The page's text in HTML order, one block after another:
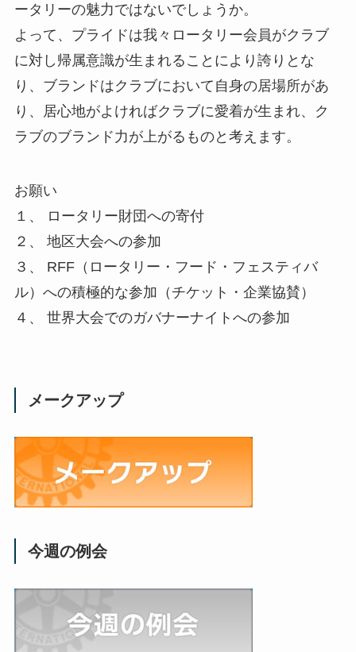
ータリーの魅力ではないでしょうか。
よって、プライドは我々ロータリー会員がクラブ
に対し帰属意識が生まれることにより誇りとな
り、ブランドはクラブにおいて自身の居場所があ
り、居心地がよければクラブに愛着が生まれ、ク
ラブのブランド力が上がるものと考えます。
お願い
１、 ロータリー財団への寄付
２、 地区大会への参加
３、 RFF（ロータリー・フード・フェスティバ
ル）への積極的な参加（チケット・企業協賛）
４、 世界大会でのガバナーナイトへの参加
メークアップ
今週の例会